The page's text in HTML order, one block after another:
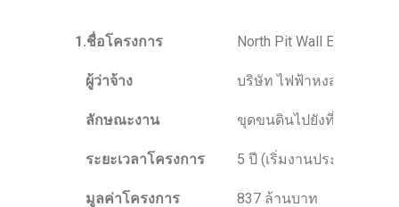
1.ชื่อโครงการ North Pit Wall Expansion
ผู้ว่าจ้าง บริษัท ไฟฟ้าหงสา จำกัด
ลักษณะงาน ขุดขนดินไปยังที่ทิ้งดินที่ผู้ว่
ระยะเวลาโครงการ 5 ปี (เริ่มงานประมาณเดื
มูลค่าโครงการ 837 ล้านบาท